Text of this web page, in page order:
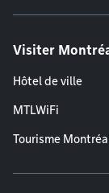
Visiter
Hôtel de ville
MTLWiFi
Tourisme